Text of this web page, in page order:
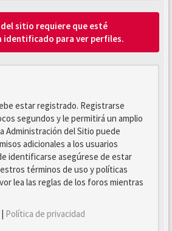
sitio requiere que esté
identificado para ver perfiles.
estar registrado. Registrarse
segundos y le permitirá un amplio
Administración del Sitio puede
adicionales a los usuarios
identificarse asegúrese de estar
términos de uso y políticas
lea las reglas de los foros mientras
| Política de privacidad